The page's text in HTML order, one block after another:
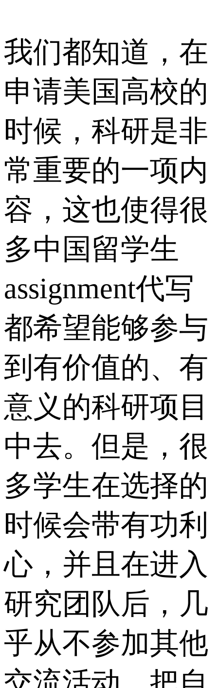
我们都知道，在
申请美国高校的
时候，科研是非
常重要的一项内
容，这也使得很
多中国留学生
assignment代写
都希望能够参与
到有价值的、有
意义的科研项目
中去。但是，很
多学生在选择的
时候会带有功利
心，并且在进入
研究团队后，几
乎从不参加其他